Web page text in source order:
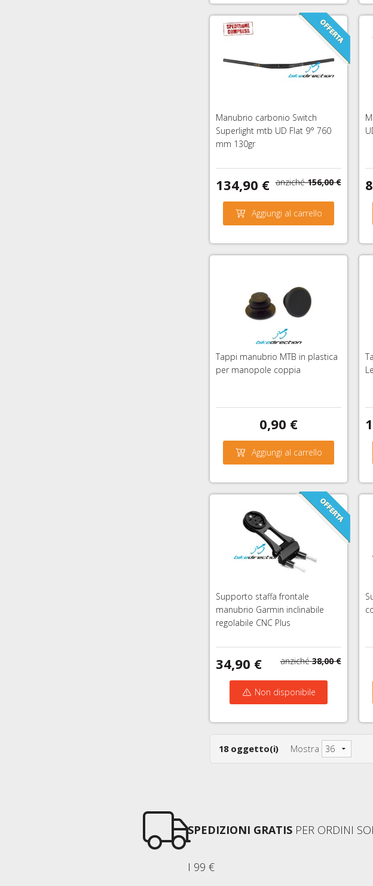
Manubrio carbonio Switch
Superlight mtb UD Flat 9° 760
mm 130gr
134,90 € anziché 156,00 €
Aggiungi al carrello
Tappi manubrio MTB in plastica
per manopole coppia
0,90 €
Aggiungi al carrello
Supporto staffa frontale
manubrio Garmin inclinabile
regolabile CNC Plus
34,90 € anziché 38,00 €
Non disponibile
18 oggetto(i) Mostra
SPEDIZIONI GRATISPER ORDINI
I 99 €